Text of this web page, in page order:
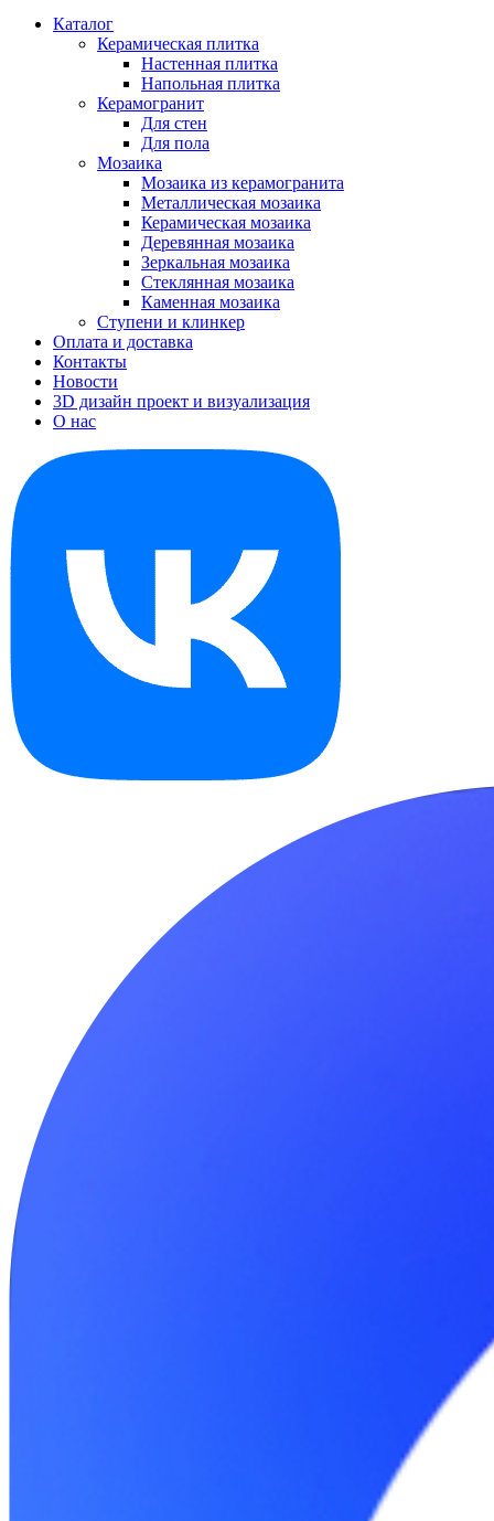
Каталог
Керамическая плитка
Настенная плитка
Напольная плитка
Керамогранит
Для стен
Для пола
Мозаика
Мозаика из керамогранита
Металлическая мозаика
Керамическая мозаика
Деревянная мозаика
Зеркальная мозаика
Стеклянная мозаика
Каменная мозаика
Ступени и клинкер
Оплата и доставка
Контакты
Новости
3D дизайн проект и визуализация
О нас